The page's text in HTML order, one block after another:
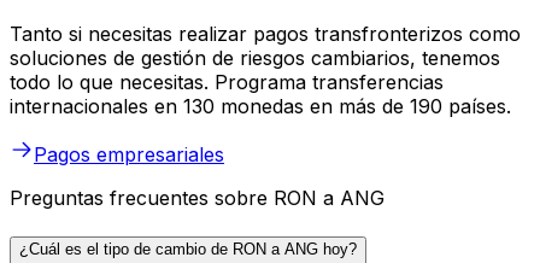
Tanto si necesitas realizar pagos transfronterizos como
soluciones de gestión de riesgos cambiarios, tenemos
todo lo que necesitas. Programa transferencias
internacionales en 130 monedas en más de 190 países.
Pagos empresariales
Preguntas frecuentes sobre RON a ANG
¿Cuál es el tipo de cambio de RON a ANG hoy?